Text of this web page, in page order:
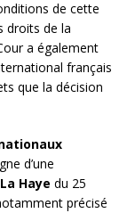
de cette
droits de la
a également
français
que la décision
d’une
Haye du 25
précisé